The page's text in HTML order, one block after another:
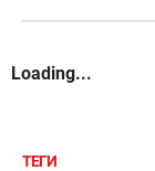
Loading...
ТЕГИ